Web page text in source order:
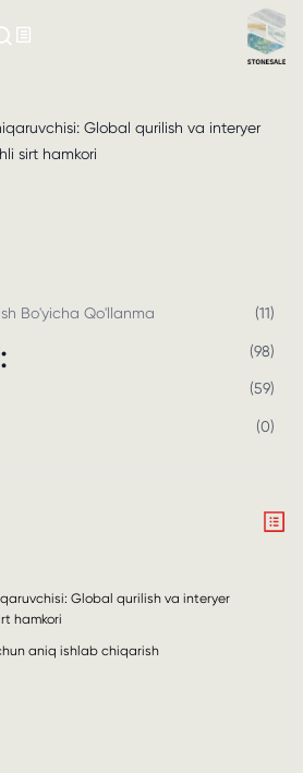
Global qurilish va interyer
sirt hamkori
Bo'yicha Qo'llanma (11)
(98)
(59)
(0)
Global qurilish va interyer
hamkori
aniq ishlab chiqarish